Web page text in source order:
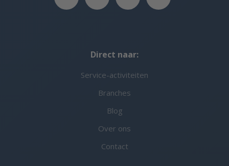
Direct naar:
Service-activiteiten
Branches
Blog
Over ons
Contact